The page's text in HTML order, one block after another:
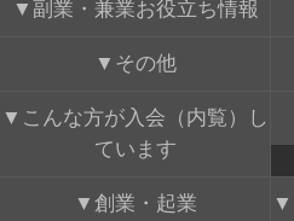
副業・兼業お役立ち情報
その他
こんな方が入会（内覧）し
ています
創業・起業